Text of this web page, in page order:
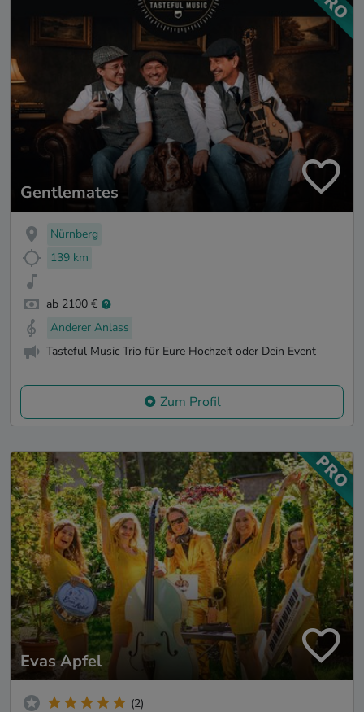
Gentlemates
Nürnberg
139 km
ab 2100 €
Anderer Anlass
Tasteful Music Trio für Eure Hochzeit oder Dein Event
Zum Profil
Evas Apfel
(2)